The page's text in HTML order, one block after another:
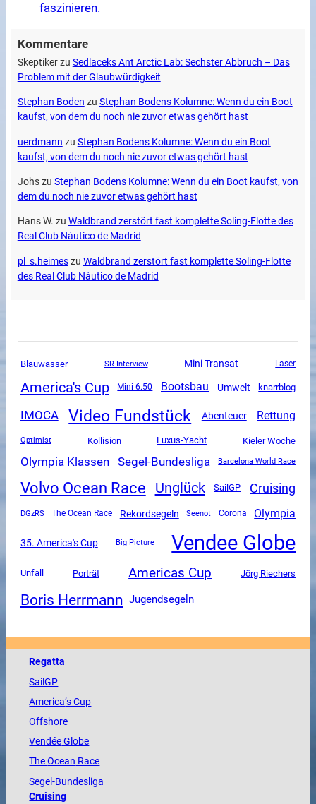
faszinieren.
Kommentare
Skeptikerzu Sedlaceks Ant Arctic Lab: Sechster Abbruch – Das
Problem mit der Glaubwürdigkeit
Stephan Boden zu Stephan Bodens Kolumne: Wenn du ein Boot
kaufst, von dem du noch nie zuvor etwas gehört hast
uerdmann zu Stephan Bodens Kolumne: Wenn du ein Boot
kaufst, von dem du noch nie zuvor etwas gehört hast
Johszu Stephan Bodens Kolumne: Wenn du ein Boot kaufst, von
dem du noch nie zuvor etwas gehört hast
Hans W. zu Waldbrand zerstört fast komplette Soling-Flotte des
Real Club Náutico de Madrid
pl_s.heimeszu Waldbrand zerstört fast komplette Soling-Flotte
des Real Club Náutico de Madrid
Blauwasser SR-Interview Mini Transat Laser
America's Cup Mini 6.50 Bootsbau Umwelt knarrblog
IMOCA Video Fundstück Abenteuer Rettung
Optimist Kollision Luxus-Yacht Kieler Woche
Olympia Klassen Segel-Bundesliga Barcelona World Race
Volvo Ocean Race Unglück SailGP Cruising
DGzRS The Ocean Race Rekordsegeln Seenot Corona Olympia
35. America's Cup Big Picture Vendee Globe
Unfall Porträt Americas Cup Jörg Riechers
Boris Herrmann Jugendsegeln
Regatta
SailGP
America’s Cup
Offshore
VendéeGlobe
TheOcean Race
Segel-Bundesliga
Cruising